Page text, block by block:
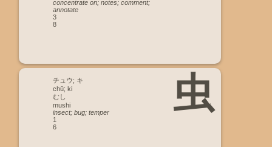
concentrate on; notes; comment;
annotate
3
8
虫
チュウ; キ
chū; ki
むし
mushi
insect; bug; temper
1
6